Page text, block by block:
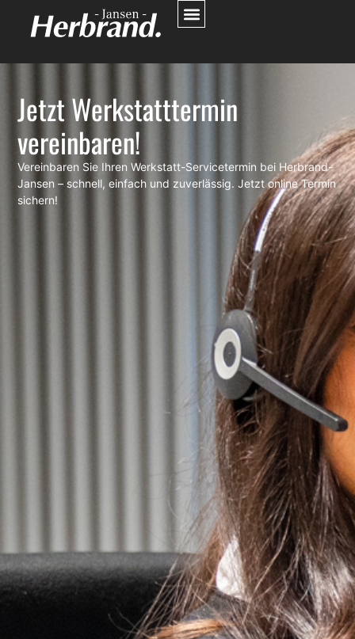
Jetzt Werkstatttermin
vereinbaren!
Vereinbaren Sie Ihren Werkstatt-Servicetermin bei Herbrand-
Jansen – schnell, einfach und zuverlässig. Jetzt online Termin
sichern!